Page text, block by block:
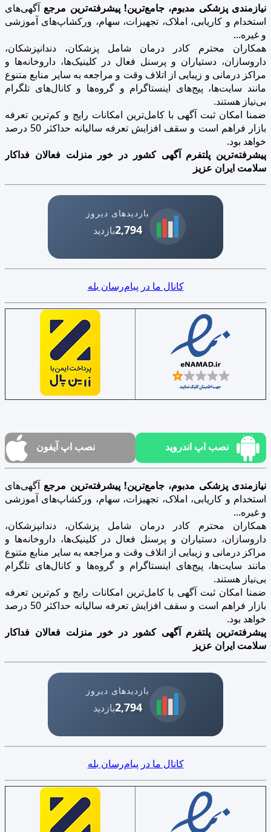
نیازمندی پزشکی مدبوم، جامع‌ترین! پیشرفته‌ترین مرجع آگهی‌های
استخدام و کاریابی، املاک، تجهیزات، سهام، ورکشاپ‌های آموزشی
و غیره...
همکاران محترم کادر درمان شامل پزشکان، دندانپزشکان،
داروسازان، دستیاران و پرسنل فعال در کلینیک‌ها، داروخانه‌ها و
مراکز درمانی و زیبایی از اتلاف وقت و مراجعه به سایر منابع متنوع
مانند سایت‌ها، پیج‌های اینستاگرام و گروه‌ها و کانال‌های تلگرام
بی‌نیاز هستند.
ضمنا امکان ثبت آگهی با کامل‌ترین امکانات رایج و کم‌ترین تعرفه
بازار فراهم است و سقف افزایش تعرفه سالیانه حداکثر 50 درصد
خواهد بود.
پیشرفته‌ترین پلتفرم آگهی کشور در خور منزلت فعالان فداکار
سلامت ایران عزیز
بازدیدهای دیروز
2,794بازدید
کانال ما در پیام‌رسان بله
نصب اپ اندروید نصب اپ آیفون
نیازمندی پزشکی مدبوم، جامع‌ترین! پیشرفته‌ترین مرجع آگهی‌های
استخدام و کاریابی، املاک، تجهیزات، سهام، ورکشاپ‌های آموزشی
و غیره...
همکاران محترم کادر درمان شامل پزشکان، دندانپزشکان،
داروسازان، دستیاران و پرسنل فعال در کلینیک‌ها، داروخانه‌ها و
مراکز درمانی و زیبایی از اتلاف وقت و مراجعه به سایر منابع متنوع
مانند سایت‌ها، پیج‌های اینستاگرام و گروه‌ها و کانال‌های تلگرام
بی‌نیاز هستند.
ضمنا امکان ثبت آگهی با کامل‌ترین امکانات رایج و کم‌ترین تعرفه
بازار فراهم است و سقف افزایش تعرفه سالیانه حداکثر 50 درصد
خواهد بود.
پیشرفته‌ترین پلتفرم آگهی کشور در خور منزلت فعالان فداکار
سلامت ایران عزیز
بازدیدهای دیروز
2,794بازدید
کانال ما در پیام‌رسان بله